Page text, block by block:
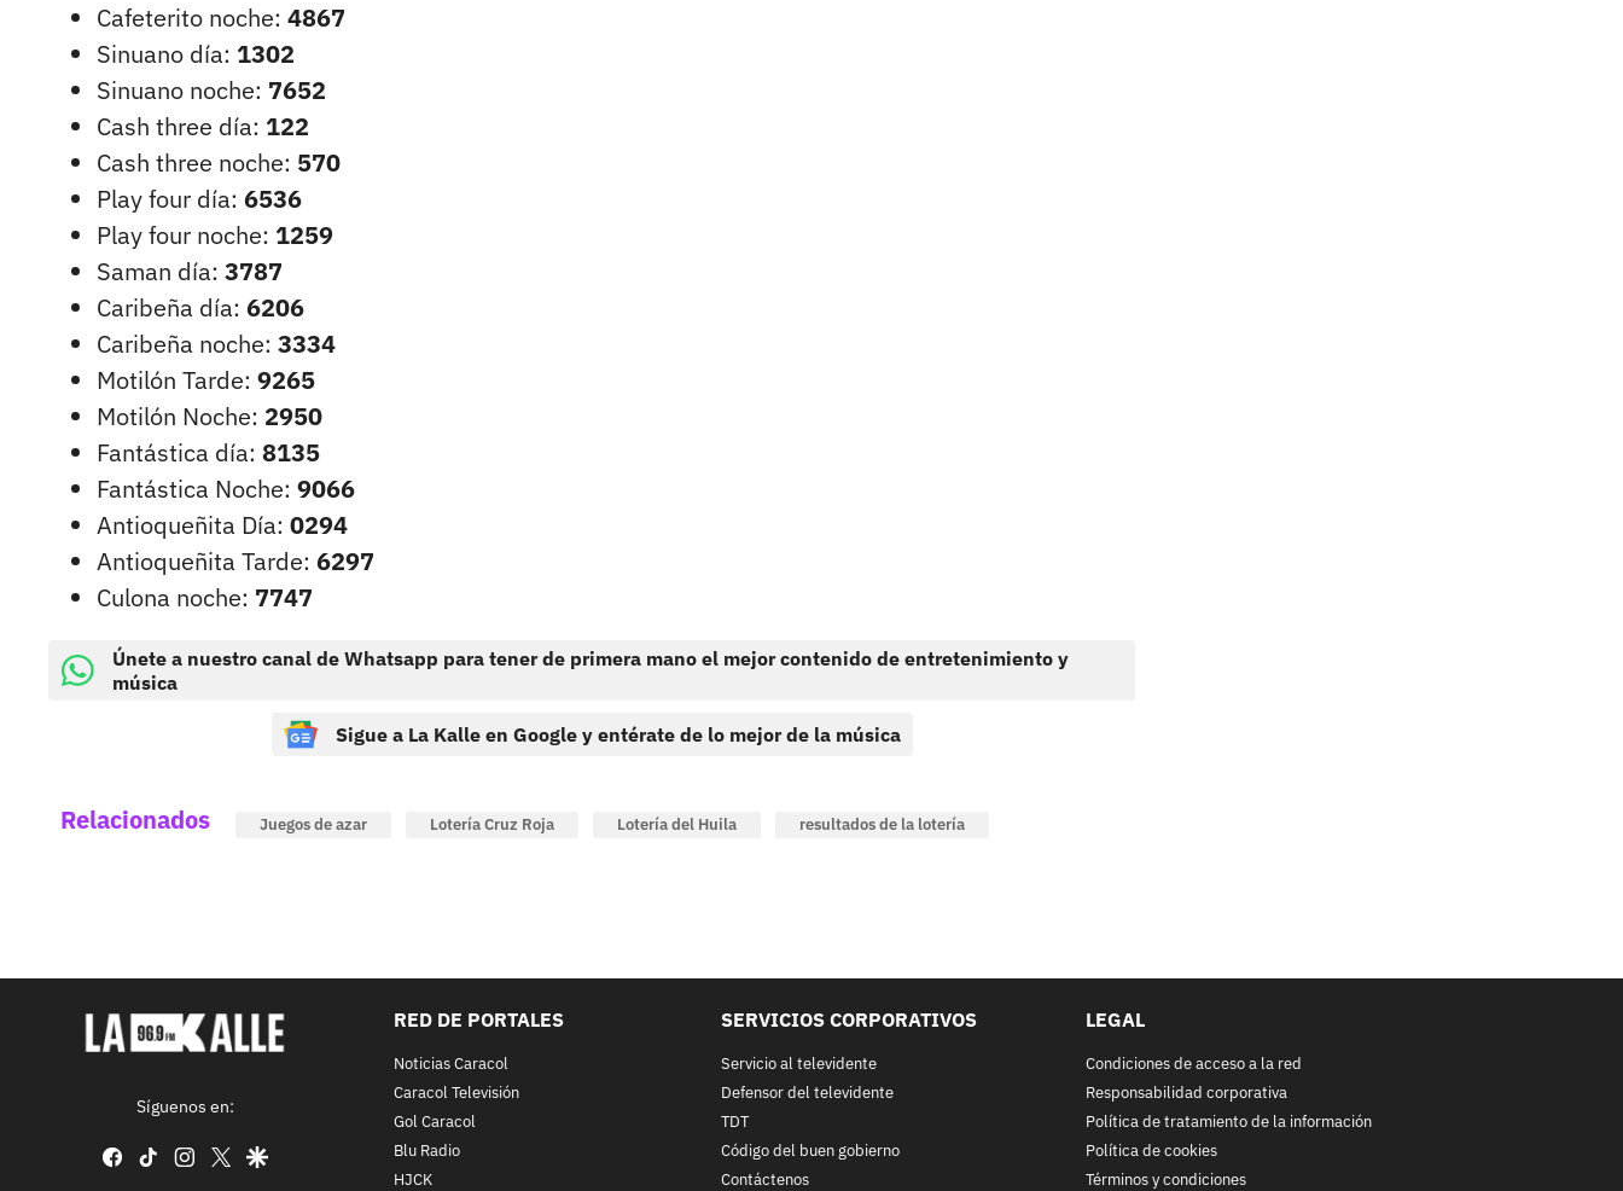
Cafeterito noche: 4867
Sinuano día: 1302
Sinuano noche: 7652
Cash three día: 122
Cash three noche: 570
Play four día: 6536
Play four noche: 1259
Saman día: 3787
Caribeña día: 6206
Caribeña noche: 3334
Motilón Tarde: 9265
Motilón Noche: 2950
Fantástica día: 8135
Fantástica Noche: 9066
Antioqueñita Día: 0294
Antioqueñita Tarde: 6297
Culona noche: 7747
Únete a nuestro canal de Whatsapp para tener de primera mano el mejor contenido de entretenimiento y
música
Sigue a La Kalle en Google y entérate de lo mejor de la música
Relacionados Juegos de azar Lotería Cruz Roja Lotería del Huila resultados de la lotería
Síguenos en:
facebook
tiktok instagram
twittergoogle
RED DE PORTALES
Noticias Caracol
Caracol Televisión
Gol Caracol
Blu Radio
HJCK
SERVICIOS CORPORATIVOS
Servicio al televidente
Defensor del televidente
TDT
Código del buen gobierno
Contáctenos
LEGAL
Condiciones de acceso a la red
Responsabilidad corporativa
Política de tratamiento de la información
Política de cookies
Términos y condiciones